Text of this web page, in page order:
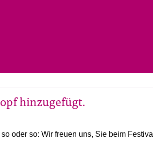
hinzugefügt.
oder so: Wir freuen uns, Sie beim Festival